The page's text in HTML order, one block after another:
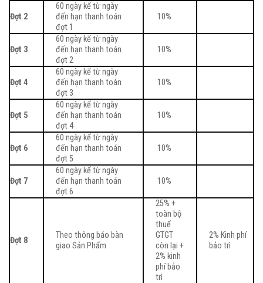
Đợt 2
60 ngày kể từ ngày
đến hạn thanh toán
đợt 1
10%
Đợt 3
60 ngày kể từ ngày
đến hạn thanh toán
đợt 2
10%
Đợt 4
60 ngày kể từ ngày
đến hạn thanh toán
đợt 3
10%
Đợt 5
60 ngày kể từ ngày
đến hạn thanh toán
đợt 4
10%
Đợt 6
60 ngày kể từ ngày
đến hạn thanh toán
đợt 5
10%
Đợt 7
60 ngày kể từ ngày
đến hạn thanh toán
đợt 6
10%
Đợt 8
Theo thông báo bàn
giao Sản Phẩm
25% +
toàn bộ
thuế
GTGT
còn lại +
2% kinh
phí bảo
trì
2% Kinh phí
bảo trì